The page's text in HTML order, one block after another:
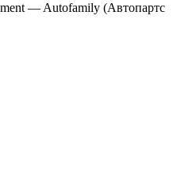
— Autofamily (Автопартс